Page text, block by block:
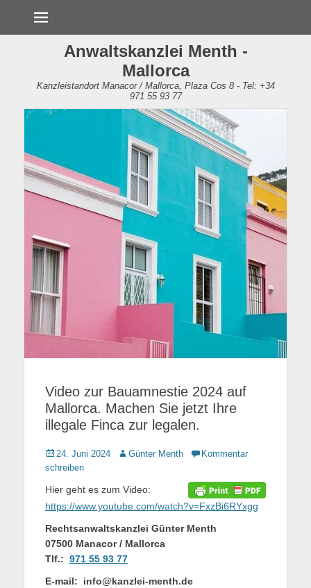
Anwaltskanzlei Menth -
Mallorca
Kanzleistandort Manacor / Mallorca, Plaza Cos 8 - Tel: +34
971 55 93 77
Video zur Bauamnestie 2024 auf
Mallorca. Machen Sie jetzt Ihre
illegale Finca zur legalen.
Gepostet
am
24. Juni 2024 AutorGünter Menth
Kommentar
schreiben
Hier geht es zum Video:
https://www.youtube.com/watch?v=FxzBi6RYxgg
Rechtsanwaltskanzlei Günter Menth
07500 Manacor / Mallorca
Tlf.: 971 55 93 77
E-mail: info@kanzlei-menth.de